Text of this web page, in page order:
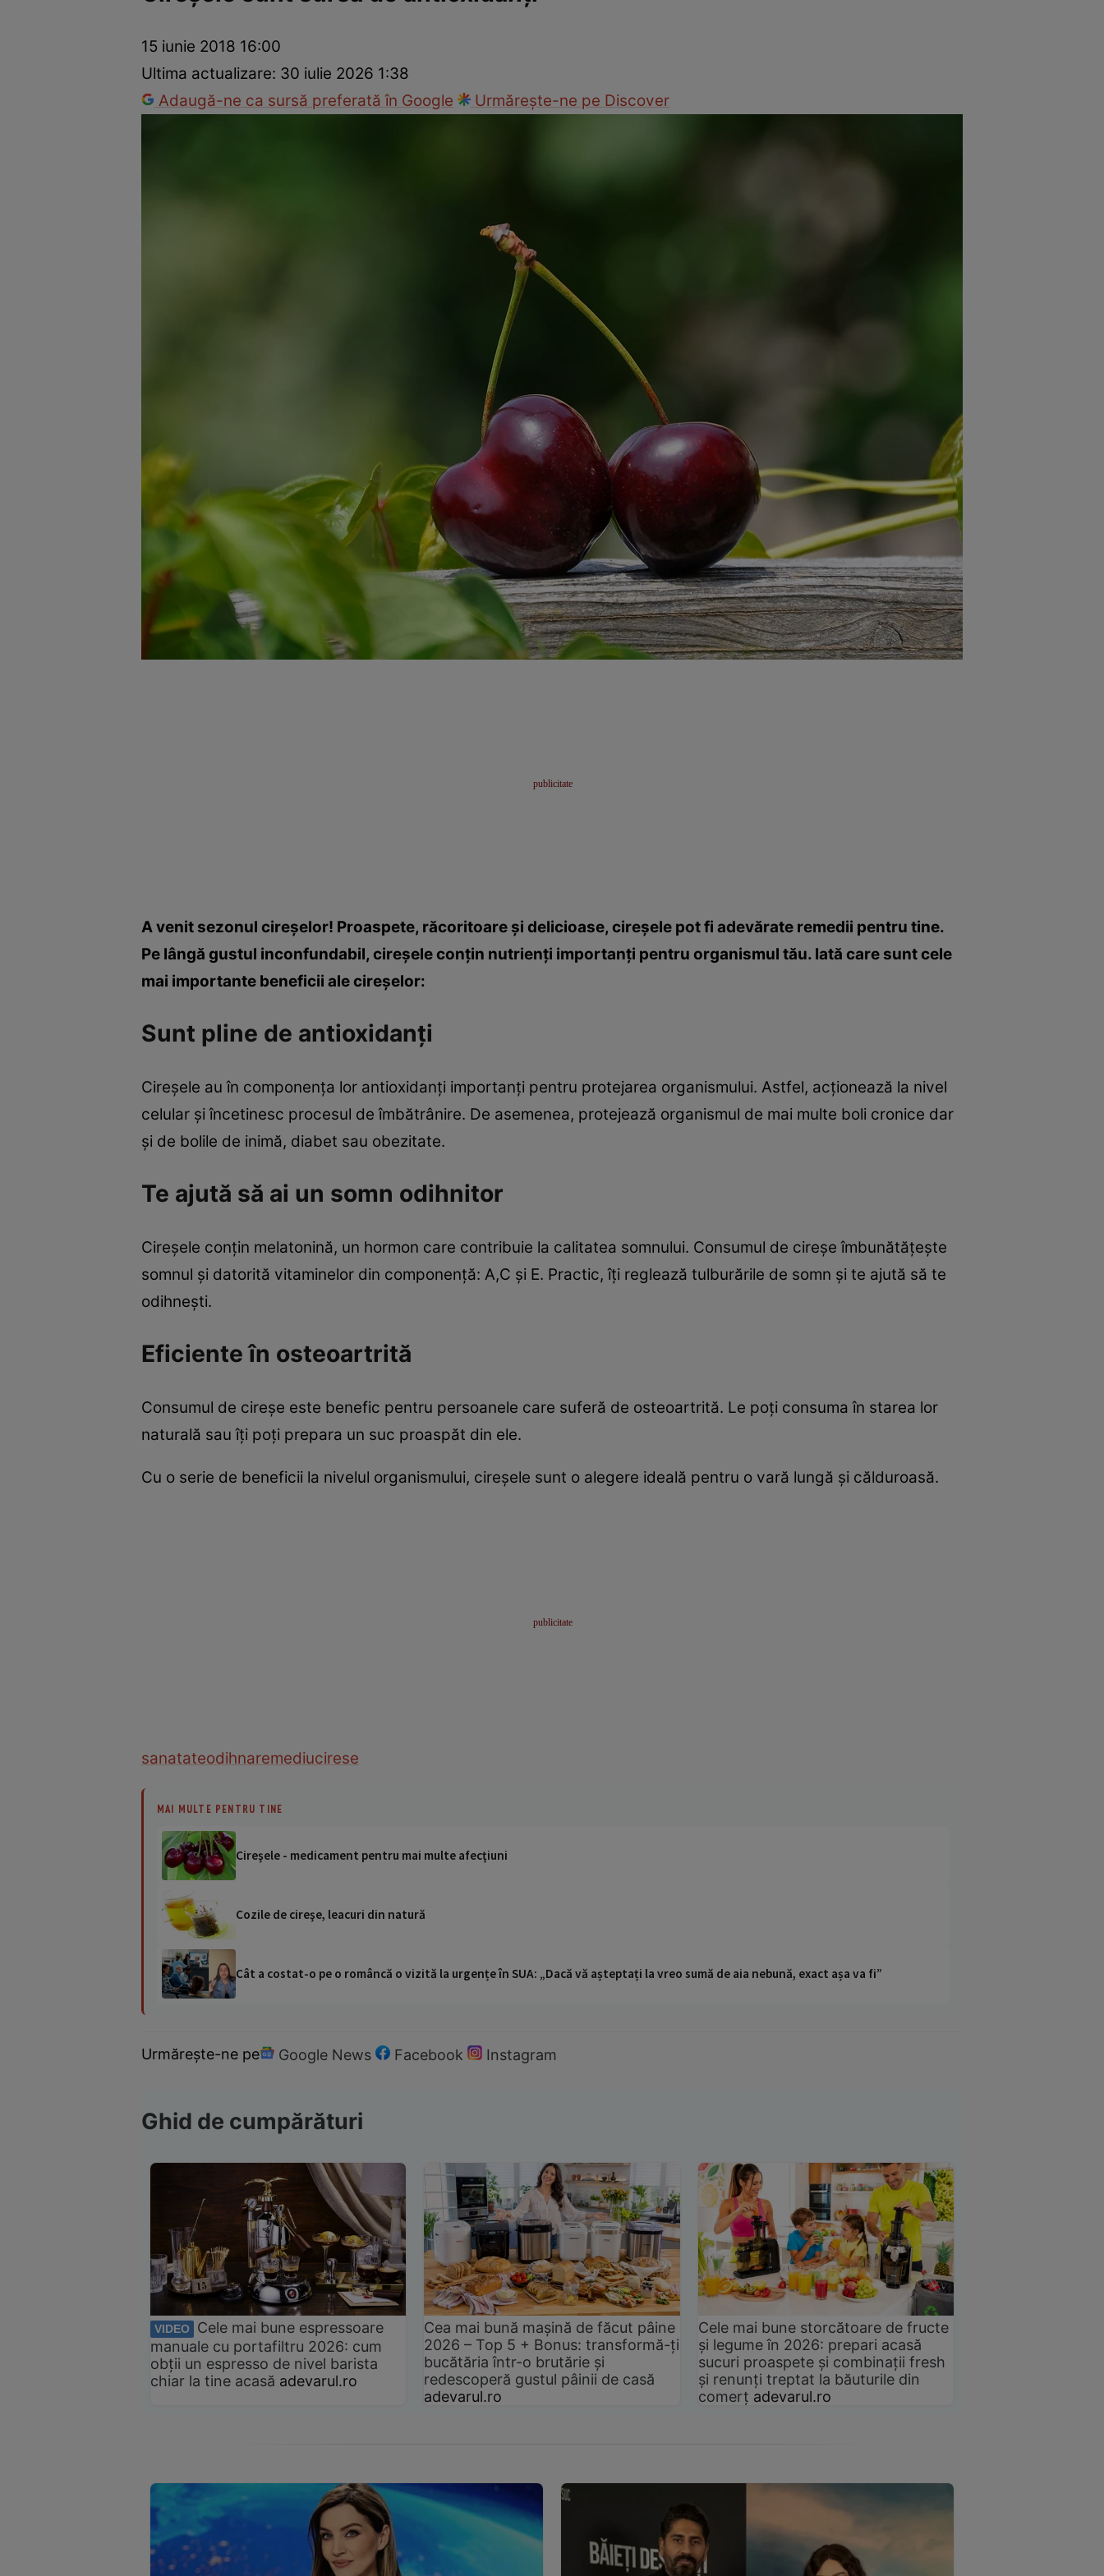
Dezvoltare personalăÎngrijire personalăCasă și grădină
15 iunie 2018 16:00
Ultima actualizare: 30 iulie 2026 1:38
Adaugă-ne ca sursă preferată în Google
Urmărește-ne pe Discover
A venit sezonul cireşelor! Proaspete, răcoritoare şi delicioase, cireşele pot fi adevărate remedii pentru tine.
Pe lângă gustul inconfundabil, cireşele conţin nutrienţi importanţi pentru organismul tău. Iată care sunt cele
mai importante beneficii ale cireşelor:
Sunt pline de antioxidanţi
Cireşele au în componenţa lor antioxidanţi importanţi pentru protejarea organismului. Astfel, acţionează la nivel
celular şi încetinesc procesul de îmbătrânire. De asemenea, protejează organismul de mai multe boli cronice dar
şi de bolile de inimă, diabet sau obezitate.
Te ajută să ai un somn odihnitor
Cireşele conţin melatonină, un hormon care contribuie la calitatea somnului. Consumul de cireşe îmbunătăţeşte
somnul şi datorită vitaminelor din componenţă: A,C şi E. Practic, îţi reglează tulburările de somn şi te ajută să te
odihneşti.
Eficiente în osteoartrită
Consumul de cireşe este benefic pentru persoanele care suferă de osteoartrită. Le poţi consuma în starea lor
naturală sau îţi poţi prepara un suc proaspăt din ele.
Cu o serie de beneficii la nivelul organismului, cireşele sunt o alegere ideală pentru o vară lungă şi călduroasă.
sanatateodihnaremediucirese
MAI MULTE PENTRU TINE
Cireşele - medicament pentru mai multe afecţiuni
Cozile de cireşe, leacuri din natură
Cât a costat-o pe o româncă o vizită la urgențe în SUA: „Dacă vă așteptați la vreo sumă de aia nebună, exact așa va fi”
Urmărește-ne pe Google News Facebook Instagram
Ghid de cumpărături
VIDEO
Cele mai bune espressoare
manuale cu portafiltru 2026: cum
obții un espresso de nivel barista
chiar la tine acasă adevarul.ro
Cea mai bună mașină de făcut pâine
2026 – Top 5 + Bonus: transformă-ți
bucătăria într-o brutărie și
redescoperă gustul pâinii de casă
adevarul.ro
Cele mai bune storcătoare de fructe
și legume în 2026: prepari acasă
sucuri proaspete și combinații fresh
și renunți treptat la băuturile din
comerț adevarul.ro